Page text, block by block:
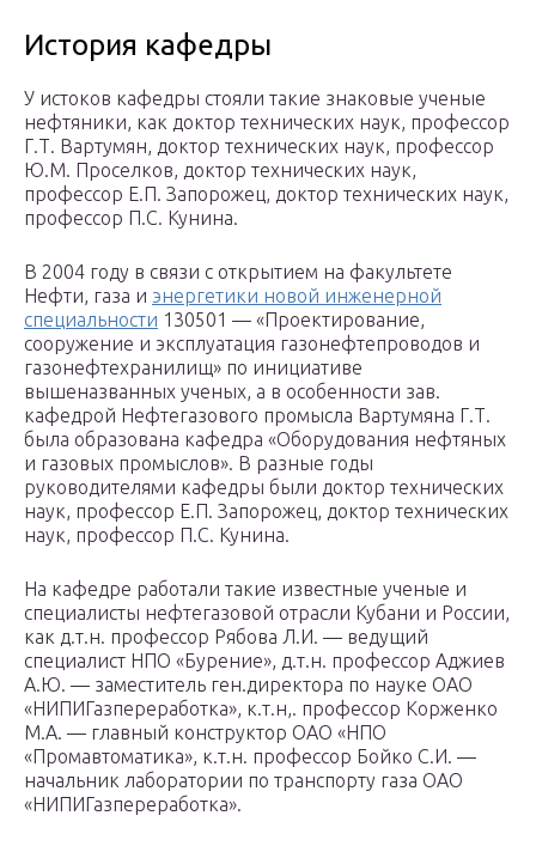
История кафедры
У истоков кафедры стояли такие знаковые ученые
нефтяники, как доктор технических наук, профессор
Г.Т. Вартумян, доктор технических наук, профессор
Ю.М. Проселков, доктор технических наук,
профессор Е.П. Запорожец, доктор технических наук,
профессор П.С. Кунина.
В 2004 году в связи с открытием на факультете
Нефти, газа и энергетики новой инженерной
специальности 130501 — «Проектирование,
сооружение и эксплуатация газонефтепроводов и
газонефтехранилищ» по инициативе
вышеназванных ученых, а в особенности зав.
кафедрой Нефтегазового промысла Вартумяна Г.Т.
была образована кафедра «Оборудования нефтяных
и газовых промыслов». В разные годы
руководителями кафедры были доктор технических
наук, профессор Е.П. Запорожец, доктор технических
наук, профессор П.С. Кунина.
На кафедре работали такие известные ученые и
специалисты нефтегазовой отрасли Кубани и России,
как д.т.н. профессор Рябова Л.И. — ведущий
специалист НПО «Бурение», д.т.н. профессор Аджиев
А.Ю. — заместитель ген.директора по науке ОАО
«НИПИГазпереработка», к.т.н,. профессор Корженко
М.А. — главный конструктор ОАО «НПО
«Промавтоматика», к.т.н. профессор Бойко С.И. —
начальник лаборатории по транспорту газа ОАО
«НИПИГазпереработка».